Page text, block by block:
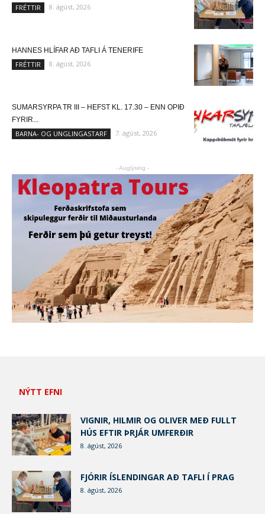
FRÉTTIR 8. ágúst, 2026
HANNES HLÍFAR AÐ TAFLI Á TENERIFE
FRÉTTIR 8. ágúst, 2026
SUMARSYRPA TR III – HEFST KL. 17.30 – ENN OPIÐ
FYRIR...
BARNA- OG UNGLINGASTARF 7. ágúst, 2026
- Auglýsing -
NÝTT EFNI
VIGNIR, HILMIR OG OLIVER MEÐ FULLT
HÚS EFTIR ÞRJÁR UMFERÐIR
8. ágúst, 2026
FJÓRIR ÍSLENDINGAR AÐ TAFLI Í PRAG
8. ágúst, 2026